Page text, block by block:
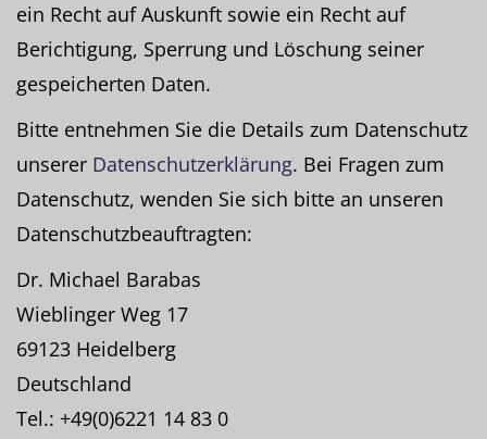
ein Recht auf Auskunft sowie ein Recht auf
Berichtigung, Sperrung und Löschung seiner
gespeicherten Daten.
Bitte entnehmen Sie die Details zum Datenschutz
unserer Datenschutzerklärung. Bei Fragen zum
Datenschutz, wenden Sie sich bitte an unseren
Datenschutzbeauftragten:
Dr. Michael Barabas
Wieblinger Weg 17
69123 Heidelberg
Deutschland
Tel.: +49(0)6221 14 83 0